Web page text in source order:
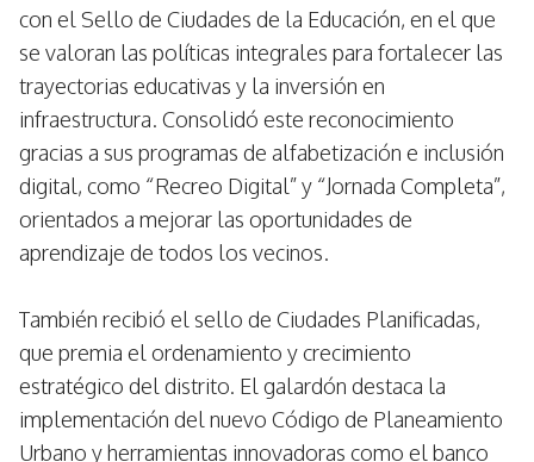
con el Sello de Ciudades de la Educación, en el que
se valoran las políticas integrales para fortalecer las
trayectorias educativas y la inversión en
infraestructura. Consolidó este reconocimiento
gracias a sus programas de alfabetización e inclusión
digital, como “Recreo Digital” y “Jornada Completa”,
orientados a mejorar las oportunidades de
aprendizaje de todos los vecinos.
También recibió el sello de Ciudades Planificadas,
que premia el ordenamiento y crecimiento
estratégico del distrito. El galardón destaca la
implementación del nuevo Código de Planeamiento
Urbano y herramientas innovadoras como el banco